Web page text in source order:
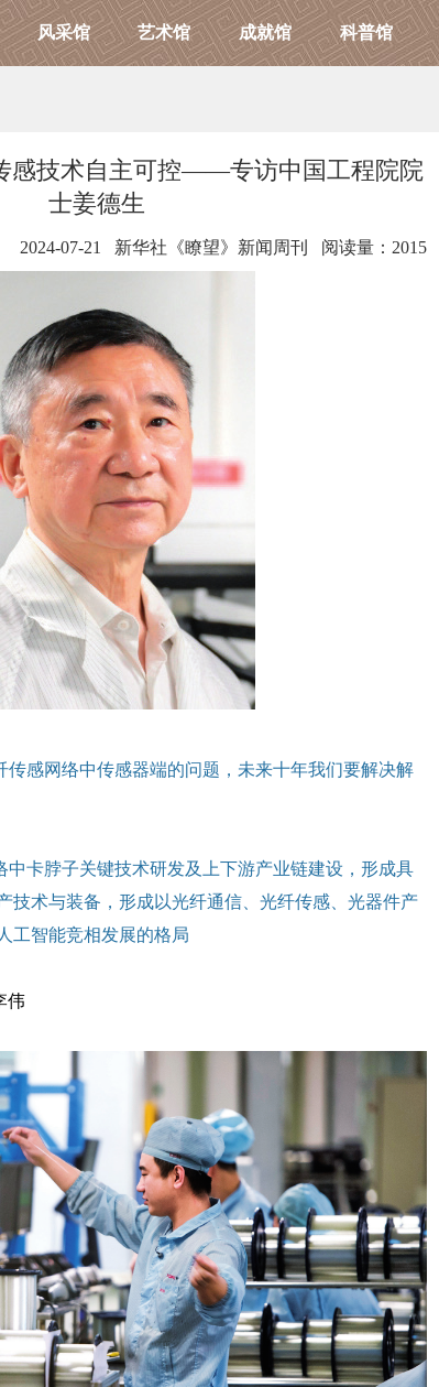
风采馆 艺术馆 成就馆 科普馆
感技术自主可控——专访中国工程院院
士姜德生
2024-07-21 新华社《瞭望》新闻周刊 阅读量：2015
感网络中传感器端的问题，未来十年我们要解决解
卡脖子关键技术研发及上下游产业链建设，形成具
技术与装备，形成以光纤通信、光纤传感、光器件产
工智能竞相发展的格局
伟